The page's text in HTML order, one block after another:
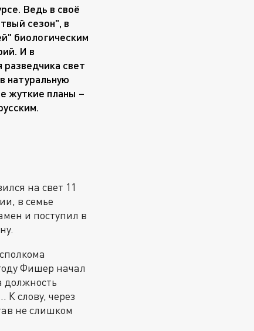
Ведь в своё
сезон", в
биологическим
И в
свет
натуральную
жуткие планы –
на свет 11
в семье
и поступил в
Фишер начал
должность
слову, через
не слишком